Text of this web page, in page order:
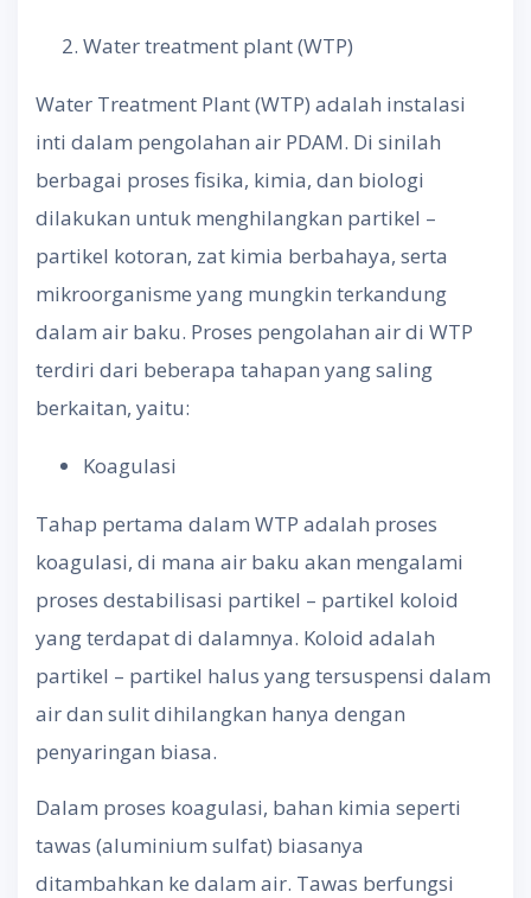
Water treatment plant (WTP)
Water Treatment Plant (WTP) adalah instalasi
inti dalam pengolahan air PDAM. Di sinilah
berbagai proses fisika, kimia, dan biologi
dilakukan untuk menghilangkan partikel –
partikel kotoran, zat kimia berbahaya, serta
mikroorganisme yang mungkin terkandung
dalam air baku. Proses pengolahan air di WTP
terdiri dari beberapa tahapan yang saling
berkaitan, yaitu:
Koagulasi
Tahap pertama dalam WTP adalah proses
koagulasi, di mana air baku akan mengalami
proses destabilisasi partikel – partikel koloid
yang terdapat di dalamnya. Koloid adalah
partikel – partikel halus yang tersuspensi dalam
air dan sulit dihilangkan hanya dengan
penyaringan biasa.
Dalam proses koagulasi, bahan kimia seperti
tawas (aluminium sulfat) biasanya
ditambahkan ke dalam air. Tawas berfungsi